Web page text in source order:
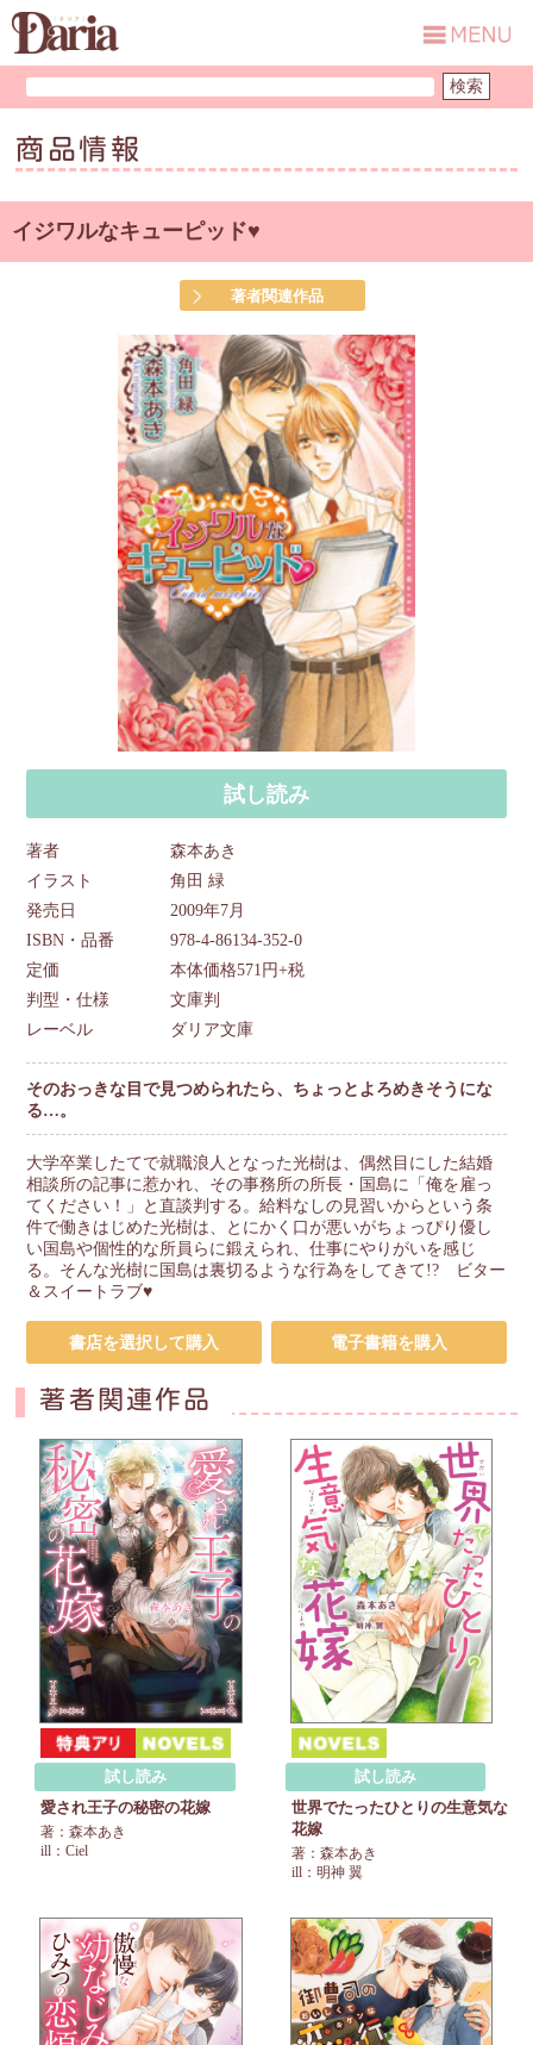
商品情報
イジワルなキューピッド♥
著者関連作品
試し読み
著者
森本あき
イラスト
角田 緑
発売日
2009年7月
ISBN・品番
978-4-86134-352-0
定価
本体価格571円+税
判型・仕様
文庫判
レーベル
ダリア文庫
そのおっきな目で見つめられたら、ちょっとよろめきそうにな
る…。
大学卒業したてで就職浪人となった光樹は、偶然目にした結婚
相談所の記事に惹かれ、その事務所の所長・国島に「俺を雇っ
てください！」と直談判する。給料なしの見習いからという条
件で働きはじめた光樹は、とにかく口が悪いがちょっぴり優し
い国島や個性的な所員らに鍛えられ、仕事にやりがいを感じ
る。そんな光樹に国島は裏切るような行為をしてきて!? ビター
＆スイートラブ♥
書店を選択して購入 電子書籍を購入
著者関連作品
試し読み
愛され王子の秘密の花嫁
著：森本あき
ill：Ciel
試し読み
世界でたったひとりの生意気な
花嫁
著：森本あき
ill：明神 翼